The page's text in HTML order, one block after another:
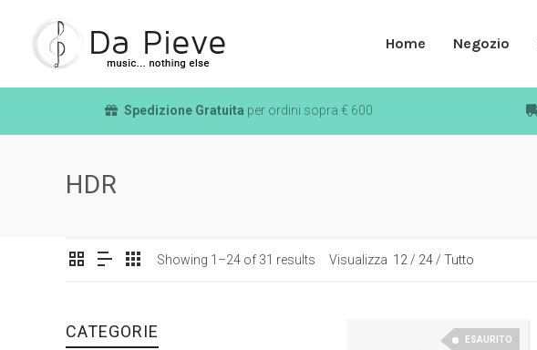
Home Negozio
Spedizione Gratuita per ordini sopra € 600
HDR
Showing 1–24 of 31 results Visualizza 12 / 24 / Tutto
ESAURITO
CATEGORIE